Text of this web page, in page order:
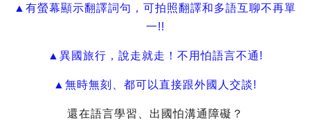
▲有螢幕顯示翻譯詞句，可拍照翻譯和多語互聊不再單
一!!
▲異國旅行，說走就走！不用怕語言不通!
▲無時無刻、都可以直接跟外國人交談!
還在語言學習、出國怕溝通障礙？